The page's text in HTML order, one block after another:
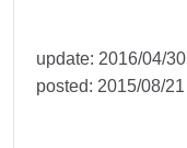
update: 2016/04/30
posted: 2015/08/21